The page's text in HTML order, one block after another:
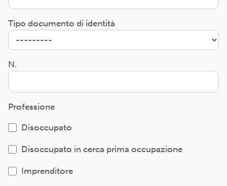
Tipo documento di identità
N.
Professione
Disoccupato
Disoccupato in cerca prima occupazione
Imprenditore